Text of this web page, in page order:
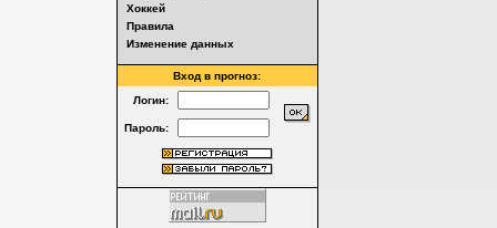
Хоккей
Правила
Изменение данных
Вход в прогноз:
Логин:
Пароль: